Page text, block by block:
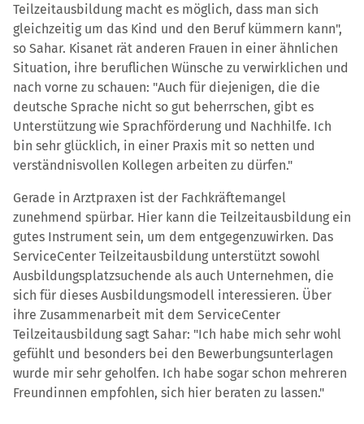
Teilzeitausbildung macht es möglich, dass man sich
gleichzeitig um das Kind und den Beruf kümmern kann",
so Sahar. Kisanet rät anderen Frauen in einer ähnlichen
Situation, ihre beruflichen Wünsche zu verwirklichen und
nach vorne zu schauen: "Auch für diejenigen, die die
deutsche Sprache nicht so gut beherrschen, gibt es
Unterstützung wie Sprachförderung und Nachhilfe. Ich
bin sehr glücklich, in einer Praxis mit so netten und
verständnisvollen Kollegen arbeiten zu dürfen."
Gerade in Arztpraxen ist der Fachkräftemangel
zunehmend spürbar. Hier kann die Teilzeitausbildung ein
gutes Instrument sein, um dem entgegenzuwirken. Das
ServiceCenter Teilzeitausbildung unterstützt sowohl
Ausbildungsplatzsuchende als auch Unternehmen, die
sich für dieses Ausbildungsmodell interessieren. Über
ihre Zusammenarbeit mit dem ServiceCenter
Teilzeitausbildung sagt Sahar: "Ich habe mich sehr wohl
gefühlt und besonders bei den Bewerbungsunterlagen
wurde mir sehr geholfen. Ich habe sogar schon mehreren
Freundinnen empfohlen, sich hier beraten zu lassen."